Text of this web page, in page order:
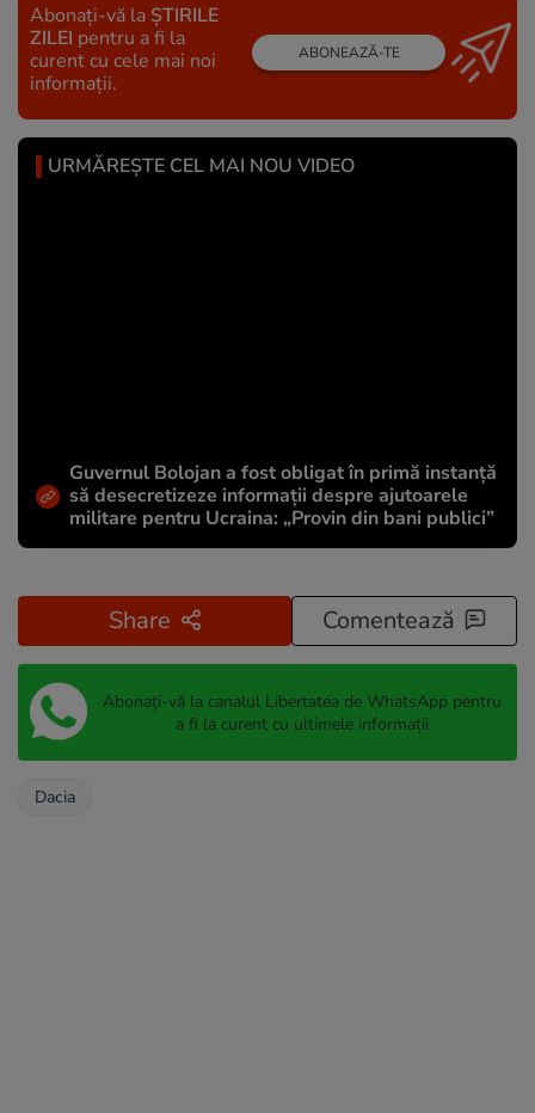
Abonați-vă la ȘTIRILE
ZILEI pentru a fi la
curent cu cele mai noi
informații.
ABONEAZĂ-TE
URMĂREȘTE CEL MAI NOU VIDEO
Guvernul Bolojan a fost obligat în primă instanță
să desecretizeze informații despre ajutoarele
militare pentru Ucraina: „Provin din bani publici”
Share Comentează
Abonați-vă la canalul Libertatea de WhatsApp pentru
a fi la curent cu ultimele informații
Dacia